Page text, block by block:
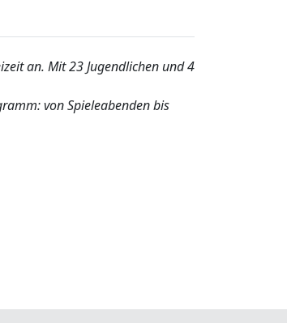
an. Mit 23 Jugendlichen und 4
von Spieleabenden bis